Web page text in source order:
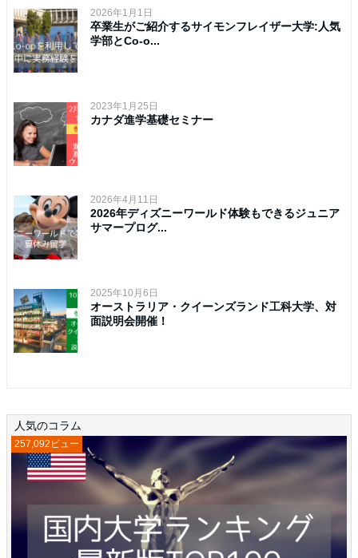
2026年1月1日
卒業生がご紹介するサイモンフレイザー大学:人気
学部とCo-o...
2023年1月25日
カナダ進学基礎セミナー
2026年4月11日
2026年ディズニーワールド体験もできるジュニア
サマープログ...
2025年10月6日
オーストラリア・クイーンズランド工科大学、対
面説明会開催！
人気のコラム
257,092ビュー